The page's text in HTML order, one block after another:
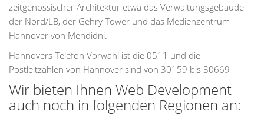
zeitgenössischer Architektur etwa das Verwaltungsgebäude
der Nord/LB, der Gehry Tower und das Medienzentrum
Hannover von Mendidni.
Hannovers Telefon Vorwahl ist die 0511 und die
Postleitzahlen von Hannover sind von 30159 bis 30669
Wir bieten Ihnen Web Development
auch noch in folgenden Regionen an: